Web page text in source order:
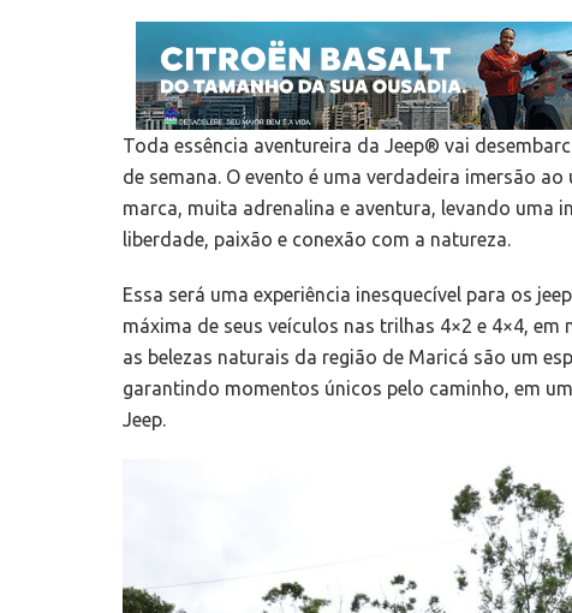
Toda essência aventureira da Jeep® vai
de semana. O evento é uma verdadeira imersão
marca, muita adrenalina e aventura, levando uma
liberdade, paixão e conexão com a natureza.
Essa será uma experiência inesquecível para os
máxima de seus veículos nas trilhas 4×2 e 4×4,
as belezas naturais da região de Maricá são um
garantindo momentos únicos pelo caminho, em
Jeep.